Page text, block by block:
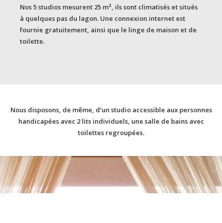
Nos 5 studios mesurent 25 m², ils sont climatisés et situés
à quelques pas du lagon. Une connexion internet est
fournie gratuitement, ainsi que le linge de maison et de
toilette.
Nous disposons, de même, d’un studio accessible aux personnes
handicapées avec 2 lits individuels, une salle de bains avec
toilettes regroupées.